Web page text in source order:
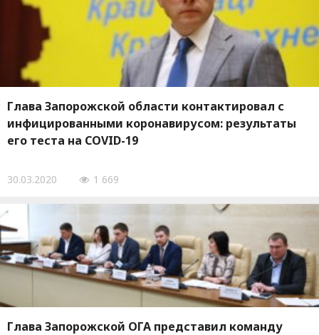
Глава Запорожской области контактировал с
инфицированными коронавирусом: результаты
его теста на COVID-19
30.03.2020 1 669
Глава Запорожской ОГА представил команду